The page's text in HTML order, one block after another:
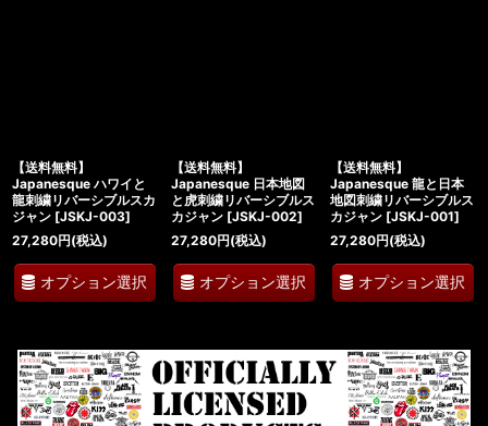
【送料無料】
Japanesque ハワイと
龍刺繍リバーシブルスカ
ジャン [JSKJ-003]
27,280円(税込)
オプション選択
【送料無料】
Japanesque 日本地図
と虎刺繍リバーシブルス
カジャン [JSKJ-002]
27,280円(税込)
オプション選択
【送料無料】
Japanesque 龍と日本
地図刺繍リバーシブルス
カジャン [JSKJ-001]
27,280円(税込)
オプション選択